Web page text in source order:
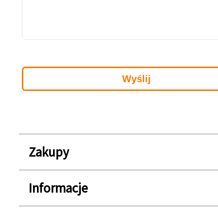
Zakupy
Informacje